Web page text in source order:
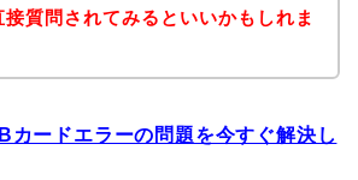
接質問されてみるといいかもしれま
カードエラーの問題を今すぐ解決し